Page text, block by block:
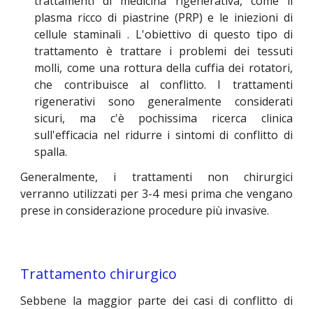
plasma ricco di piastrine (PRP) e le iniezioni di
cellule staminali . L'obiettivo di questo tipo di
trattamento è trattare i problemi dei tessuti
molli, come una rottura della cuffia dei rotatori,
che contribuisce al conflitto. I trattamenti
rigenerativi sono generalmente considerati
sicuri, ma c'è pochissima ricerca clinica
sull'efficacia nel ridurre i sintomi di conflitto di
spalla.
Generalmente, i trattamenti non chirurgici
verranno utilizzati per 3-4 mesi prima che vengano
prese in considerazione procedure più invasive.
Trattamento chirurgico
Sebbene la maggior parte dei casi di conflitto di